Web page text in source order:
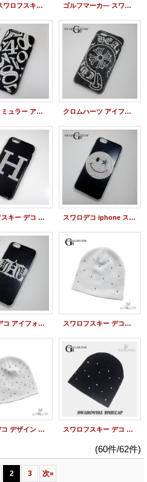
ゴルフ スワロフスキーマーカー デコ ネームタグ ゴルフマーカ― スワロ デコ アルファベット
フランクミュラー アイフォンケース スワロ デコ 数字 クロムハーツ アイフォンケース 携帯カバー スワロデコ
スワロフスキー デコ 携帯ケース アイフォン デコ スワロデコ iphone スマイル アイホン ケース
スワロ デコ アイフォン ケース スワロフスキー スワロフスキー デコレーション デザイン キャップ
スワロデコ デザイン ニットキャップ ビーニー スワロフスキー デコ デザイン ニット帽 キャップ
(60件/62件)
2 3 次»